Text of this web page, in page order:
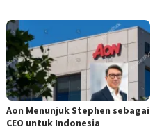
Aon Menunjuk Stephen sebagai
CEO untuk Indonesia